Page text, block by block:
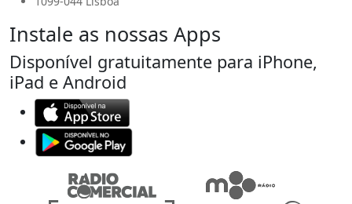
Instale as nossas Apps
Disponível gratuitamente para iPhone,
iPad e Android